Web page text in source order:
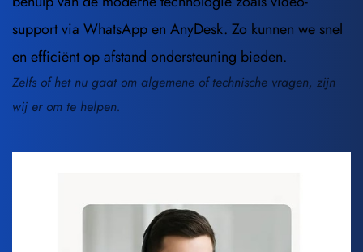
support via WhatsApp en AnyDesk. Zo kunnen we snel
en efficiënt op afstand ondersteuning bieden.
Zelfs of het nu gaat om algemene of technische vragen, zijn
wij er om te helpen.